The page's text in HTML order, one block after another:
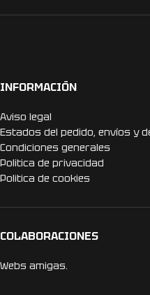
INFORMACIÓN
Aviso legal
Estados del pedido, envíos y
Condiciones generales
Politica de privacidad
Politica de cookies
COLABORACIONES
Webs amigas.